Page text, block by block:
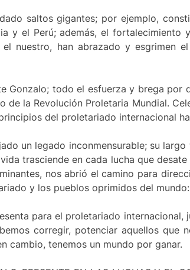
saltos gigantes; por ejemplo,
y el Perú; además, el
nuestro, han abrazado y esgrimen
Gonzalo; todo el esfuerza y brega por
de la Revolución Proletaria Mundial.
del proletariado internacional
un legado inconmensurable; su
trasciende en cada lucha que
nos abrió el camino para
y los pueblos oprimidos del
para el proletariado internacional,
corregir, potenciar aquellos que
cambio, tenemos un mundo por ganar.